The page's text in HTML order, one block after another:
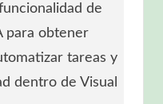
de
para obtener
tareas y
dentro de Visual